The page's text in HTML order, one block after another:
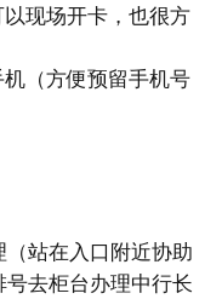
现场开卡，也很方
（方便预留手机号
站在入口附近协助
去柜台办理中行长